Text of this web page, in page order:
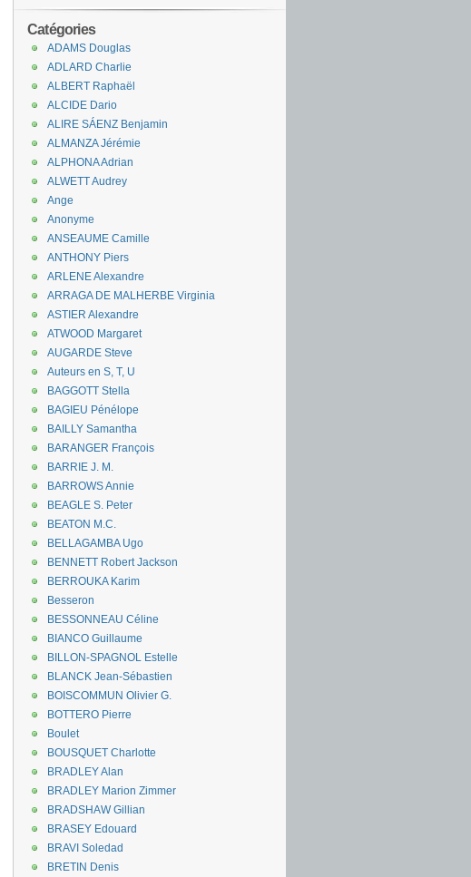
Catégories
ADAMS Douglas
ADLARD Charlie
ALBERT Raphaël
ALCIDE Dario
ALIRE SÁENZ Benjamin
ALMANZA Jérémie
ALPHONA Adrian
ALWETT Audrey
Ange
Anonyme
ANSEAUME Camille
ANTHONY Piers
ARLENE Alexandre
ARRAGA DE MALHERBE Virginia
ASTIER Alexandre
ATWOOD Margaret
AUGARDE Steve
Auteurs en S, T, U
BAGGOTT Stella
BAGIEU Pénélope
BAILLY Samantha
BARANGER François
BARRIE J. M.
BARROWS Annie
BEAGLE S. Peter
BEATON M.C.
BELLAGAMBA Ugo
BENNETT Robert Jackson
BERROUKA Karim
Besseron
BESSONNEAU Céline
BIANCO Guillaume
BILLON-SPAGNOL Estelle
BLANCK Jean-Sébastien
BOISCOMMUN Olivier G.
BOTTERO Pierre
Boulet
BOUSQUET Charlotte
BRADLEY Alan
BRADLEY Marion Zimmer
BRADSHAW Gillian
BRASEY Edouard
BRAVI Soledad
BRETIN Denis